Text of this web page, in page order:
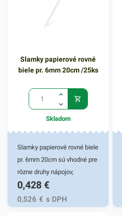
Slamky papierové rovné
biele pr. 6mm 20cm /25ks
Skladom
Slamky papierové rovné biele
pr. 6mm 20cm sú vhodné pre
rôzne druhy nápojov,
koktailov či smoothies. Svoje
uplatnenie nachádzajú
najmä v gastronomických
0,428 €
0,526 € s DPH